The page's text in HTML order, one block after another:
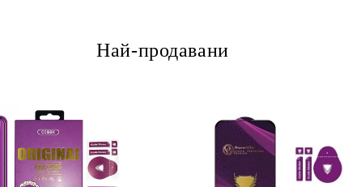
Най-продавани